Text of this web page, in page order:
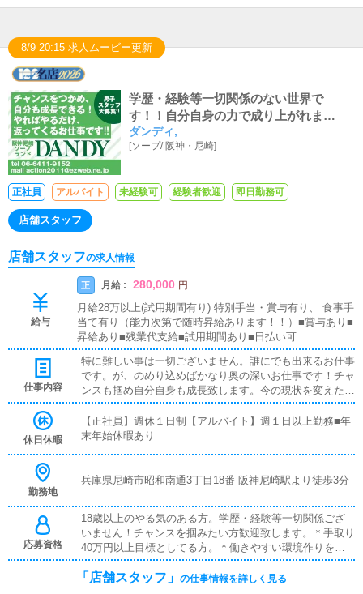
8/9 20:15 求人ムービー更新
学歴・経験等一切関係のない世界で
す！！自分自身の力で成り上がれま
す！！！
ダンディ,
[ソープ/ 阪神・尼崎]
正社員 アルバイト 未経験可 経験者歓迎 即日勤務可
店舗スタッフ
店舗スタッフの求人情報
給与
正 月給 : 280,000 円
月給28万以上(試用期間有り) 特別手当・賞与有り、 食事手
当て有り（能力次第で随時昇給あります！！）■賞与あり■
昇給あり■残業代支給■試用期間あり■日払い可
仕事内容
特に難しい事は一切ございません。誰にでも出来るお仕事
です。が、のめり込めばかなり奥の深いお仕事です！チャ
ンスも掴め自分自身も成長致します。今の現状を変えたい
という方一緒に頑張りませんか。やればやるだけ、頑張れ
ば頑張るだけ返ってくるお仕事です。■対面接客・受付業
務お客様からのお問合せや来店されたお客様の案内を行っ
フに付いて業務内容を見ながら徐々に覚えていただきます
舗イベントや店舗運営など様々な企画を提案していただき
ます。【新規のお客様の増加】【お客様のリピート率の向
上】【キャストの方の入店数の増加】など、売上UPに繋
がる施策の提案を行っていただきます。■キャスト管理お
ンターネットを使ったPR（写メ日記）などの使い方など
休日休暇
【正社員】週休１日制【アルバイト】週１日以上勤務■年
末年始休暇あり
勤務地
兵庫県尼崎市昭和南通3丁目18番 阪神尼崎駅より徒歩3分
応募資格
18歳以上のやる気のある方。学歴・経験等一切関係ござ
いません！チャンスを掴みたい方歓迎致します。＊手取り
40万円以上目標としてる方。＊働きやすい環境作りを目
標としてる方。＊短い拘束時間内で中身の濃い仕事を目指
されてる方。■学歴不問■未経験者歓迎■職種経験者歓迎■
「店舗スタッフ」 の仕事情報を詳しく見る